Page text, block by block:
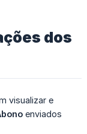
dos
visualizar e
enviados